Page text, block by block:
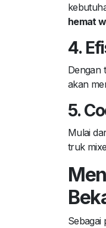
hemat
4.
Dengan
akan
5.
Mulai
truk
Sebagai